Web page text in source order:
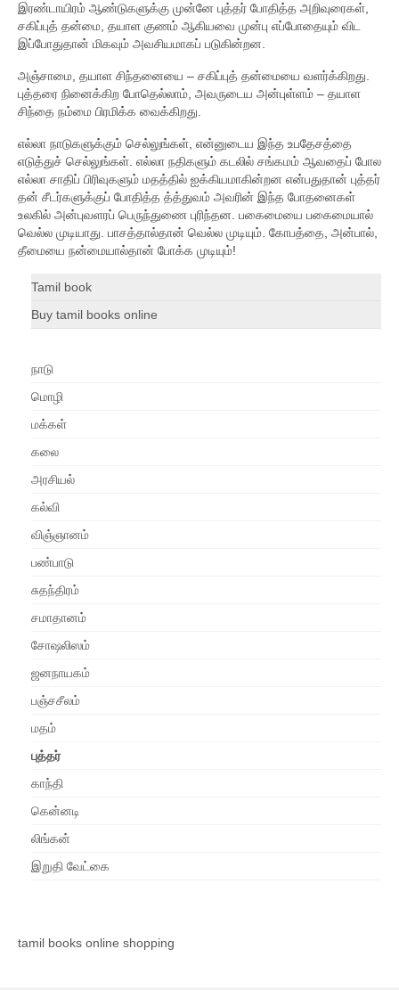
இரண்டாயிரம் ஆண்டுகளுக்கு முன்னே புத்தர் போதித்த அறிவுரைகள்,
சகிப்புத் தன்மை, தயாள குணம் ஆகியவை முன்பு எப்போதையும் விட
இப்போதுதான் மிகவும் அவசியமாகப் படுகின்றன.
அஞ்சாமை, தயாள சிந்தனையை – சகிப்புத் தன்மையை வளர்க்கிறது.
புத்தரை நினைக்கிற போதெல்லாம், அவருடைய அன்புள்ளம் – தயாள
சிந்தை நம்மை பிரமிக்க வைக்கிறது.
எல்லா நாடுகளுக்கும் செல்லுங்கள், என்னுடைய இந்த உபதேசத்தை
எடுத்துச் செல்லுங்கள். எல்லா நதிகளும் கடலில் சங்கமம் ஆவதைப் போல
எல்லா சாதிப் பிரிவுகளும் மதத்தில் ஐக்கியமாகின்றன என்பதுதான் புத்தர்
தன் சீடர்களுக்குப் போதித்த த்த்துவம் அவரின் இந்த போதனைகள்
உலகில் அன்புவளரப் பெருந்துணை புரிந்தன. பகைமையை பகைமையால்
வெல்ல முடியாது. பாசத்தால்தான் வெல்ல முடியும். கோபத்தை, அன்பால்,
தீமையை நன்மையால்தான் போக்க முடியும்!
Tamil book
Buy tamil books online
நாடு
மொழி
மக்கள்
கலை
அரசியல்
கல்வி
விஞ்ஞானம்
பண்பாடு
சுதந்திரம்
சமாதானம்
சோஷலிஸம்
ஜனநாயகம்
பஞ்சசீலம்
மதம்
புத்தர்
காந்தி
கென்னடி
லிங்கன்
இறுதி வேட்கை
tamil books online shopping